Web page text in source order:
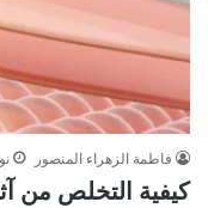
فاطمة الزهراء المنصور
كيفية التخلص من